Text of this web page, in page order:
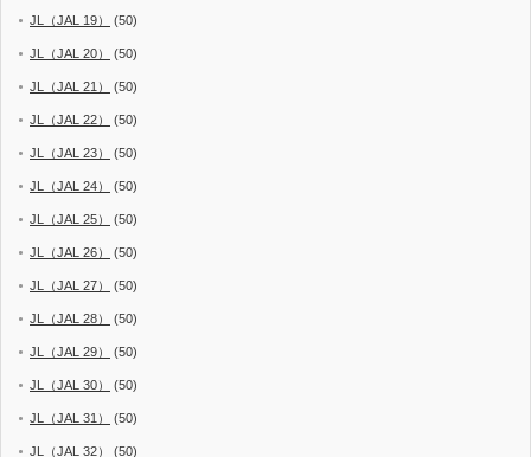
JL（JAL 19） (50)
JL（JAL 20） (50)
JL（JAL 21） (50)
JL（JAL 22） (50)
JL（JAL 23） (50)
JL（JAL 24） (50)
JL（JAL 25） (50)
JL（JAL 26） (50)
JL（JAL 27） (50)
JL（JAL 28） (50)
JL（JAL 29） (50)
JL（JAL 30） (50)
JL（JAL 31） (50)
JL（JAL 32） (50)